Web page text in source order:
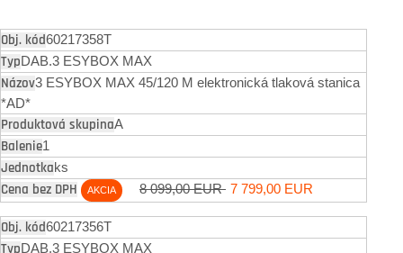
60217358T
DAB.3 ESYBOX MAX
3 ESYBOX MAX 45/120 M elektronická tlaková stanica
*AD*
A
1
ks
AKCIA 8 099,00 EUR 7 799,00 EUR
60217356T
DAB.3 ESYBOX MAX